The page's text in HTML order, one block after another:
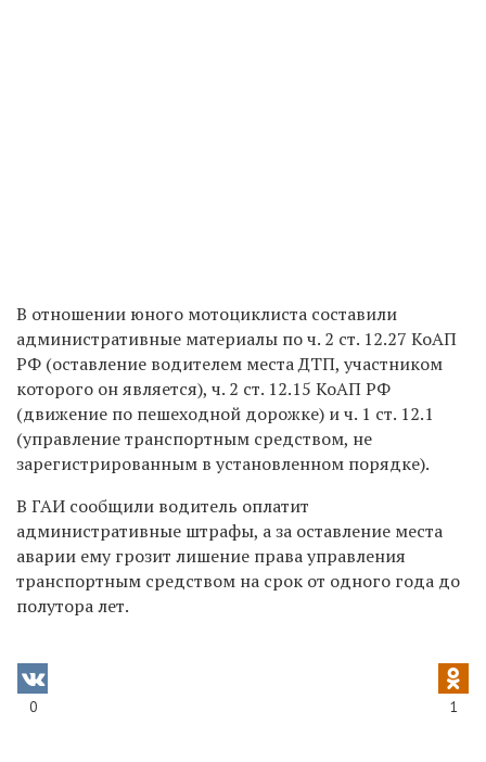
В отношении юного мотоциклиста составили
административные материалы по ч. 2 ст. 12.27 КоАП
РФ (оставление водителем места ДТП, участником
которого он является), ч. 2 ст. 12.15 КоАП РФ
(движение по пешеходной дорожке) и ч. 1 ст. 12.1
(управление транспортным средством, не
зарегистрированным в установленном порядке).
В ГАИ сообщили водитель оплатит
административные штрафы, а за оставление места
аварии ему грозит лишение права управления
транспортным средством на срок от одного года до
полутора лет.
0 1